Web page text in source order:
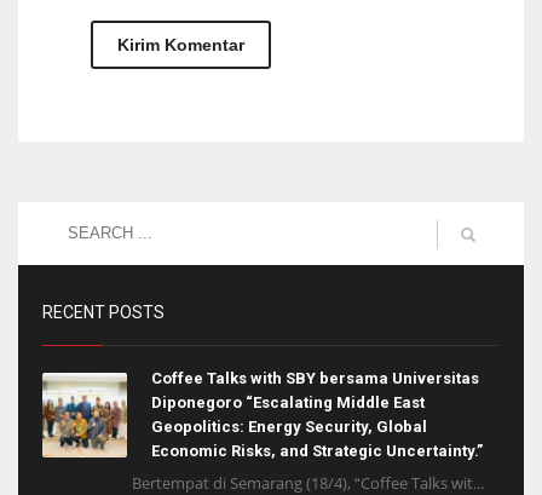
RECENT POSTS
Coffee Talks with SBY bersama Universitas
Diponegoro “Escalating Middle East
Geopolitics: Energy Security, Global
Economic Risks, and Strategic Uncertainty.”
Bertempat di Semarang (18/4), “Coffee Talks wit...